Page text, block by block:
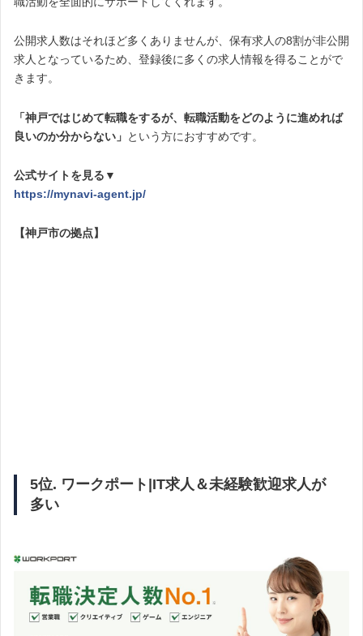
公開求人数はそれほど多くありませんが、保有求人の8割が非公開
求人となっているため、登録後に多くの求人情報を得ることがで
きます。
「神戸ではじめて転職をするが、転職活動をどのように進めれば
良いのか分からない」 という方におすすめです。
公式サイトを見る▼
https://mynavi-agent.jp/
【神戸市の拠点】
5位. ワークポート|IT求人＆未経験歓迎求人が
多い